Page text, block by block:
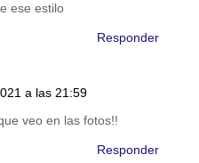
ese estilo
Responder
a las 21:59
veo en las fotos!!
Responder